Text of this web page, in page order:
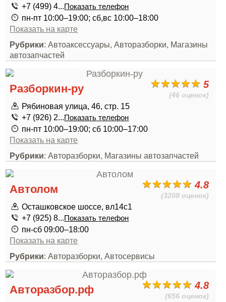
+7 (499) 4...Показать телефон
пн-пт 10:00–19:00; сб,вс 10:00–18:00
Показать на карте
Рубрики: Автоаксессуары, Авторазборки, Магазины
автозапчастей
5
(46 оценок)
Разборкин-ру
Рябиновая улица, 46, стр. 15
+7 (926) 2...Показать телефон
пн-пт 10:00–19:00; сб 10:00–17:00
Показать на карте
Рубрики: Авторазборки, Магазины автозапчастей
4.8
(3208 оценок)
Автолом
Осташковское шоссе, вл14с1
+7 (925) 8...Показать телефон
пн-сб 09:00–18:00
Показать на карте
Рубрики: Авторазборки, Автосервисы
4.8
(656 оценок)
Авторазбор.рф